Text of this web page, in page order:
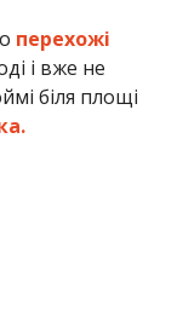
перехожі
і вже не
біля площі